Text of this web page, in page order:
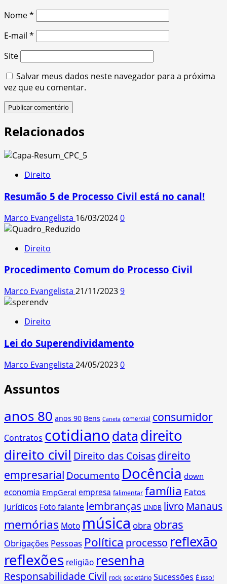
Nome*
E-mail *
Site
Salvar meus dados neste navegador para a próxima
vez que eu comentar.
Relacionados
Direito
Resumão 5 de Processo Civil está no canal!
Marco Evangelista 16/03/20240
Direito
Procedimento Comum do Processo Civil
Marco Evangelista 21/11/20239
Direito
Lei do Superendividamento
Marco Evangelista 24/05/20230
Assuntos
anos 80 anos 90 Bens Caneta comercial consumidor
Contratos cotidianodata direito
direito civil Direito das Coisasdireito
empresarial Documento Docência down
economia EmpGeral empresa falimentar família Fatos
Jurídicos Foto falante lembranças LINDB livro Manaus
memórias Moto música obra obras
Obrigações Pessoas Política processo reflexão
reflexões religião resenha
Responsabilidade Civil rock societário Sucessões É isso!